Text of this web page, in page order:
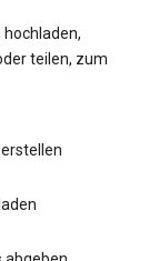
hochladen,
teilen, zum